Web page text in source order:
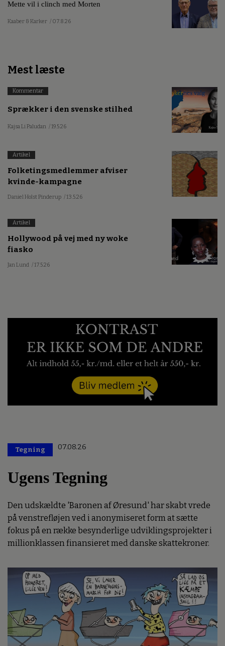
Mette vil i clinch med Morten
Kaaber & Karker / 07.8.26
Mest læste
Kommentar
Sprækker i den svenske stilhed
Kajsa Li Paludan / 19.5.26
Artikel
Folketingsmedlemmer afviser
kvinde-kampagne
Daniel Holst Pinderup / 13.5.26
Artikel
Hollywood på vej med ny woke
fiasko
Jan Lund / 17.5.26
Tegning 07.08.26
Ugens Tegning
Den udskældte 'Baronen af Øresund' har skabt vrede
på venstrefløjen ved i anonymiseret form at sætte
fokus på en række besynderlige udviklingsprojekter i
millionklassen finansieret med danske skattekroner.